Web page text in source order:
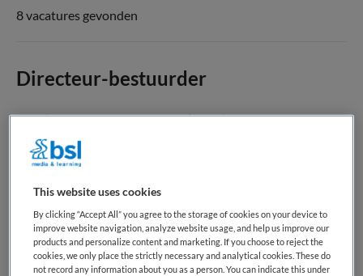
8 vacatures gevonden
Directeur-bestuurder
Kinderopvang Zeeuws-Vlaanderen,Terneuzen
WO
Fulltime
Vaste aanstelling
This website uses cookies
By clicking “Accept All” you agree to the storage of cookies on your device to
improve website navigation, analyze website usage, and help us improve our
products and personalize content and marketing. If you choose to reject the
cookies, we only place the strictly necessary and analytical cookies. These do
not record any information about you as a person. You can indicate this under